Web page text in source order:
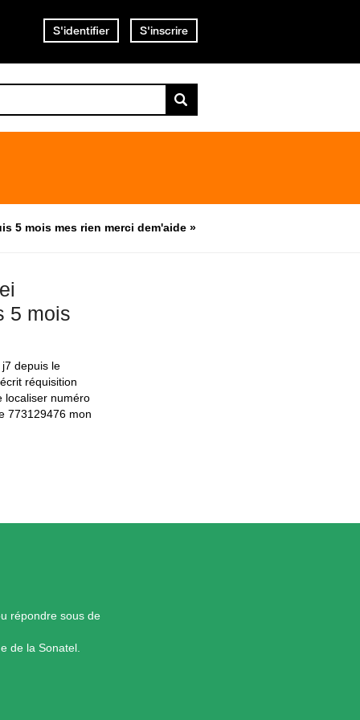
S'identifier S'inscrire
5 mois mes rien merci dem'aide »
5 mois
depuis le
réquisition
localiser numéro
773129476 mon
répondre sous de
de la Sonatel.